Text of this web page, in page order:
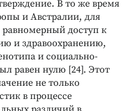
В то же время
и Австралии, для
равномерный доступ к
и здравоохранению,
и социально-
равен нулю [24]. Этот
не только
в процессе